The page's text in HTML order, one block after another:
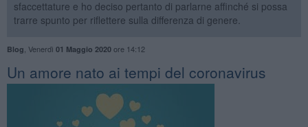
sfaccettature e ho deciso pertanto di parlarne affinché si possa
trarre spunto per riflettere sulla differenza di genere.
Blog Venerdì 01 Maggio 2020ore 14:12
Un amore nato ai tempi del coronavirus